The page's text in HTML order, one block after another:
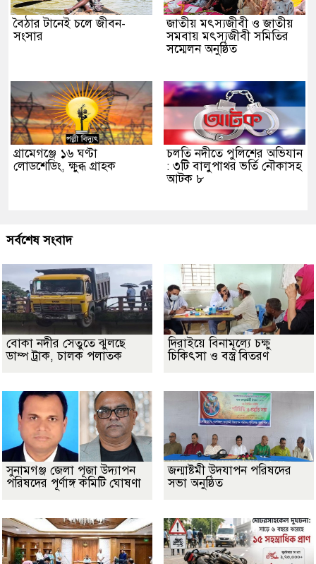
বৈঠার টানেই চলে জীবন-
সংসার
জাতীয় মৎস্যজীবী ও জাতীয়
সমবায় মৎস্যজীবী সমিতির
সম্মেলন অনুষ্ঠিত
গ্রামেগঞ্জে ১৬ ঘণ্টা
লোডশেডিং, ক্ষুব্ধ গ্রাহক
চলতি নদীতে পুলিশের অভিযান
: ৩টি বালুপাথর ভর্তি নৌকাসহ
আটক ৮
সর্বশেষ সংবাদ
বোকা নদীর সেতুতে ঝুলছে
ডাম্প ট্রাক, চালক পলাতক
দিরাইয়ে বিনামূল্যে চক্ষু
চিকিৎসা ও বস্ত্র বিতরণ
সুনামগঞ্জ জেলা পূজা উদ্যাপন
পরিষদের পূর্ণাঙ্গ কমিটি ঘোষণা
জন্মাষ্টমী উদযাপন পরিষদের
সভা অনুষ্ঠিত